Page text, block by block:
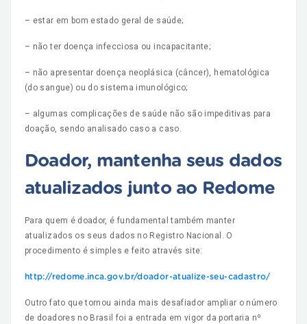
– estar em bom estado geral de saúde;
– não ter doença infecciosa ou incapacitante;
– não apresentar doença neoplásica (câncer), hematológica
(do sangue) ou do sistema imunológico;
– algumas complicações de saúde não são impeditivas para
doação, sendo analisado caso a caso.
Doador, mantenha seus dados
atualizados junto ao Redome
Para quem é doador, é fundamental também manter
atualizados os seus dados no Registro Nacional. O
procedimento é simples e feito através site:
http://redome.inca.gov.br/doador-atualize-seu-cadastro/
Outro fato que tornou ainda mais desafiador ampliar o número
de doadores no Brasil foi a entrada em vigor da portaria nº